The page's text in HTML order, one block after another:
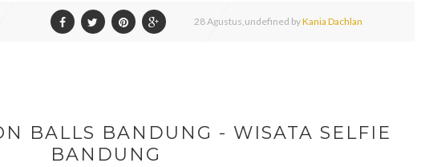
28Agustus,undefined byKania Dachlan
BALLS BANDUNG - WISATA SELFIE
BANDUNG